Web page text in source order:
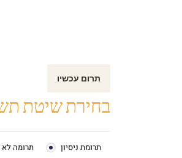
תרום עכשיו
בחירת שיטת
תרומת ניסיון תרומה לא